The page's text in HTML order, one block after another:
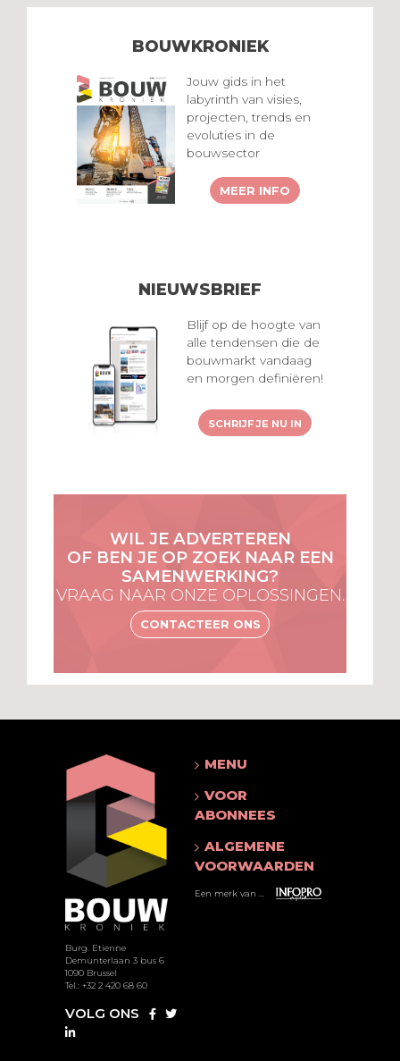
BOUWKRONIEK
Jouw gids in het
labyrinth van visies,
projecten, trends en
evoluties in de
bouwsector
MEER INFO
NIEUWSBRIEF
Blijf op de hoogte van
alle tendensen die de
bouwmarkt vandaag
en morgen definiëren!
SCHRIJF JE NU IN
WIL JE ADVERTEREN
OF BEN JE OP ZOEK NAAR EEN
SAMENWERKING?
VRAAG NAAR ONZE OPLOSSINGEN.
CONTACTEER ONS
Burg. Etienne
Demunterlaan 3 bus 6
1090 Brussel
Tel.: +32 2 420 68 60
VOLG ONS
MENU
VOOR
ABONNEES
ALGEMENE
VOORWAARDEN
Een merk van ...